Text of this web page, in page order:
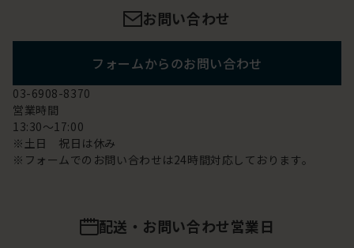
お問い合わせ
フォームからのお問い合わせ
03-6908-8370
営業時間
13:30～17:00
※土日 祝日は休み
※フォームでのお問い合わせは24時間対応しております。
配送・お問い合わせ営業日